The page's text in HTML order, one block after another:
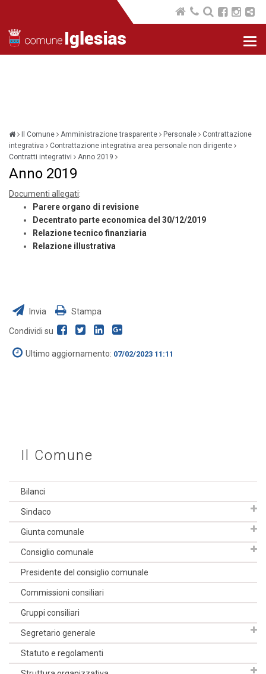
Il Comune Amministrazione trasparente Personale
Contrattazione
integrativa
Contrattazione integrativa area personale non dirigente
Contratti integrativi
Anno 2019
Anno 2019
Documenti allegati:
Parere organo di revisione
Decentrato parte economica del 30/12/2019
Relazione tecnico finanziaria
Relazione illustrativa
Invia Stampa
Condividi su
Ultimo aggiornamento: 07/02/2023 11:11
Il Comune
Bilanci
Sindaco
Giunta comunale
Consiglio comunale
Presidente del consiglio comunale
Commissioni consiliari
Gruppi consiliari
Segretario generale
Statuto e regolamenti